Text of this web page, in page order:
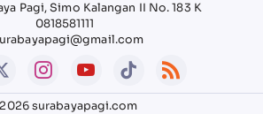
Pagi, Simo Kalangan II No. 183 K
0818581111
surabayapagi.com